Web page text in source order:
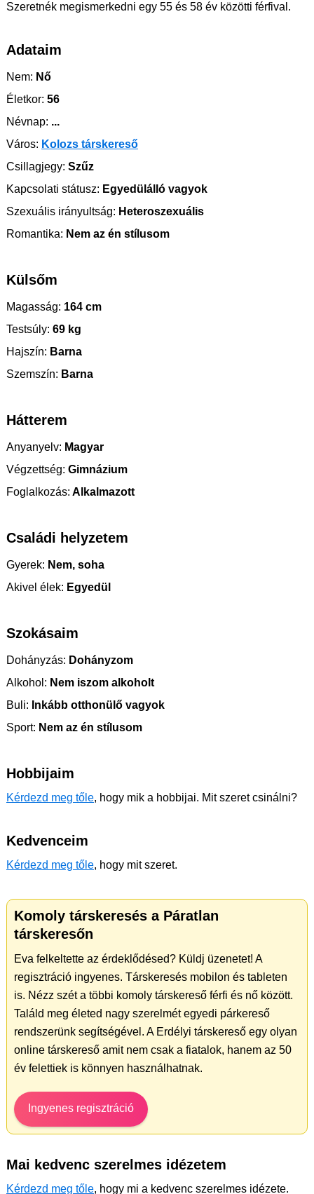
Szeretnék megismerkedni egy 55 és 58 év közötti férfival.
Adataim
Nem: Nő
Életkor: 56
Névnap: ...
Város: Kolozs társkereső
Csillagjegy: Szűz
Kapcsolati státusz: Egyedülálló vagyok
Szexuális irányultság: Heteroszexuális
Romantika: Nem az én stílusom
Külsőm
Magasság: 164 cm
Testsúly: 69 kg
Hajszín: Barna
Szemszín: Barna
Hátterem
Anyanyelv: Magyar
Végzettség: Gimnázium
Foglalkozás: Alkalmazott
Családi helyzetem
Gyerek: Nem, soha
Akivel élek: Egyedül
Szokásaim
Dohányzás: Dohányzom
Alkohol: Nem iszom alkoholt
Buli: Inkább otthonülő vagyok
Sport: Nem az én stílusom
Hobbijaim
Kérdezd meg tőle, hogy mik a hobbijai. Mit szeret csinálni?
Kedvenceim
Kérdezd meg tőle, hogy mit szeret.
Komoly társkeresés a Páratlan
társkeresőn
Eva felkeltette az érdeklődésed? Küldj üzenetet! A
regisztráció ingyenes. Társkeresés mobilon és tableten
is. Nézz szét a többi komoly társkereső férfi és nő között.
Találd meg életed nagy szerelmét egyedi párkereső
rendszerünk segítségével. A Erdélyi társkereső egy olyan
online társkereső amit nem csak a fiatalok, hanem az 50
év felettiek is könnyen használhatnak.
Ingyenes regisztráció
Mai kedvenc szerelmes idézetem
Kérdezd meg tőle, hogy mi a kedvenc szerelmes idézete.